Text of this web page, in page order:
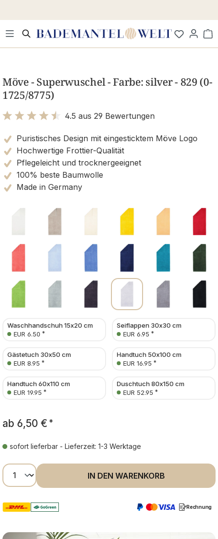
Möve - Superwuschel - Farbe: silver - 829 (0-
1725/8775)
4.5 aus 29 Bewertungen
Puristisches Design mit eingesticktem Möve Logo
Hochwertige Frottier-Qualität
Pflegeleicht und trocknergeeignet
100% beste Baumwolle
Made in Germany
Waschhandschuh 15x20 cm
EUR 6.50 *
Seiflappen 30x30 cm
EUR 6.95 *
Gästetuch 30x50 cm
EUR 8.95 *
Handtuch 50x100 cm
EUR 16.95 *
Handtuch 60x110 cm
EUR 19.95 *
Duschtuch 80x150 cm
EUR 52.95 *
ab 6,50 € *
sofort lieferbar - Lieferzeit: 1-3 Werktage
Produkt Anzahl: Gib den gewünschten
IN DEN WARENKORB
Rechnung